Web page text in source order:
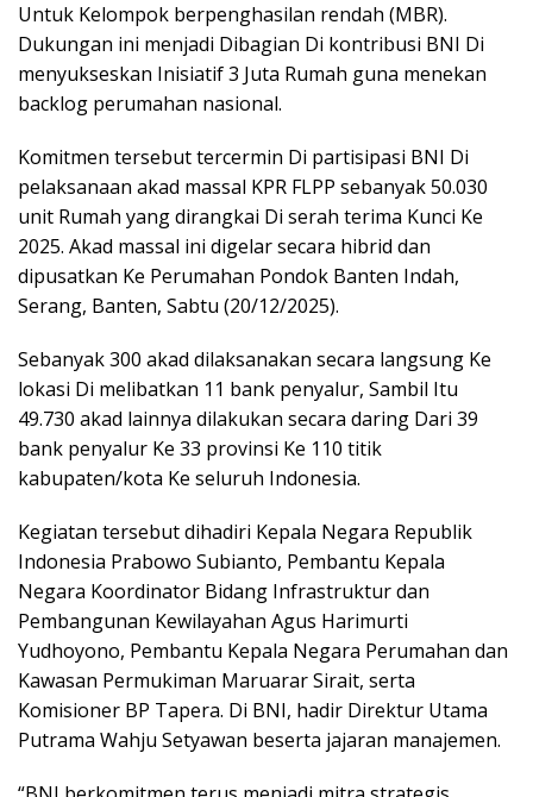
Untuk Kelompok berpenghasilan rendah (MBR).
Dukungan ini menjadi Dibagian Di kontribusi BNI Di
menyukseskan Inisiatif 3 Juta Rumah guna menekan
backlog perumahan nasional.
Komitmen tersebut tercermin Di partisipasi BNI Di
pelaksanaan akad massal KPR FLPP sebanyak 50.030
unit Rumah yang dirangkai Di serah terima Kunci Ke
2025. Akad massal ini digelar secara hibrid dan
dipusatkan Ke Perumahan Pondok Banten Indah,
Serang, Banten, Sabtu (20/12/2025).
Sebanyak 300 akad dilaksanakan secara langsung Ke
lokasi Di melibatkan 11 bank penyalur, Sambil Itu
49.730 akad lainnya dilakukan secara daring Dari 39
bank penyalur Ke 33 provinsi Ke 110 titik
kabupaten/kota Ke seluruh Indonesia.
Kegiatan tersebut dihadiri Kepala Negara Republik
Indonesia Prabowo Subianto, Pembantu Kepala
Negara Koordinator Bidang Infrastruktur dan
Pembangunan Kewilayahan Agus Harimurti
Yudhoyono, Pembantu Kepala Negara Perumahan dan
Kawasan Permukiman Maruarar Sirait, serta
Komisioner BP Tapera. Di BNI, hadir Direktur Utama
Putrama Wahju Setyawan beserta jajaran manajemen.